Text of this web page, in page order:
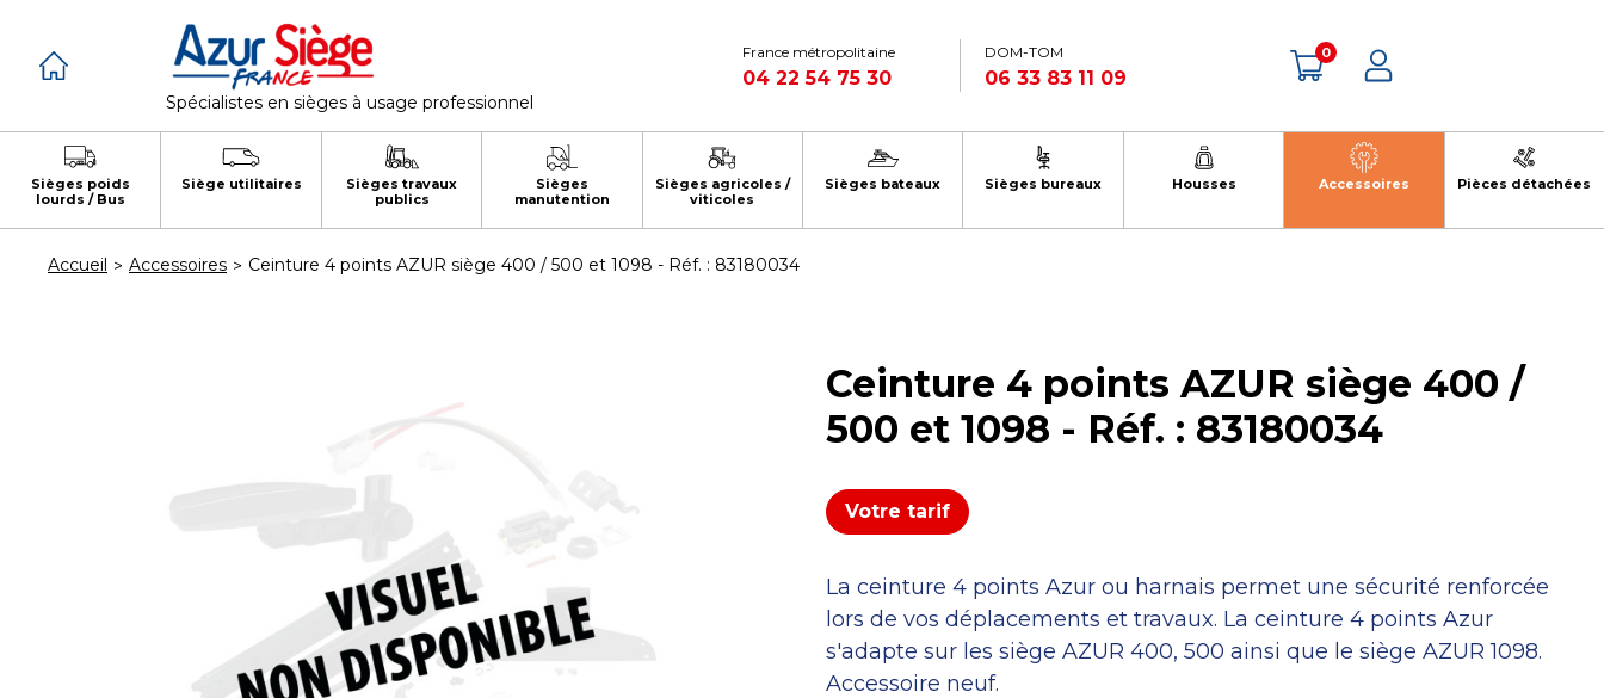
Spécialistes en sièges à usage professionnel
France métropolitaine
04 22 54 75 30
DOM-TOM
06 33 83 11 09
0
Sièges poids
lourds / Bus
Siège utilitaires
Sièges travaux
publics
Sièges
manutention
Sièges agricoles /
viticoles
Sièges bateaux Sièges bureaux Housses Accessoires Pièces détachées
Accueil Accessoires Ceinture 4 points AZUR siège 400 / 500 et 1098 - Réf. : 83180034
Ceinture 4 points AZUR siège 400 /
500 et 1098 - Réf. : 83180034
Votre tarif
La ceinture 4 points Azur ou harnais permet une sécurité renforcée
lors de vos déplacements et travaux. La ceinture 4 points Azur
s'adapte sur les siège AZUR 400, 500 ainsi que le siège AZUR 1098.
Accessoire neuf.